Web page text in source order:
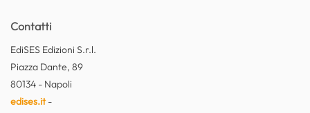
Contatti
EdiSES Edizioni S.r.l.
Piazza Dante, 89
80134 - Napoli
edises.it-